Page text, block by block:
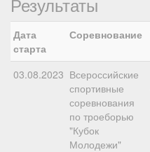
Дата
старта
Соревнование
03.08.2023 Всероссийские
спортивные
соревнования
по троеборью
"Кубок
Молодежи"